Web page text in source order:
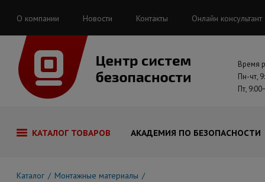
О компании Новости Контакты Онлайн консультант
Время
Пн-чт,
Пт,
КАТАЛОГ ТОВАРОВ АКАДЕМИЯ ПО БЕЗОПАСНОСТИ
Каталог Монтажные материалы